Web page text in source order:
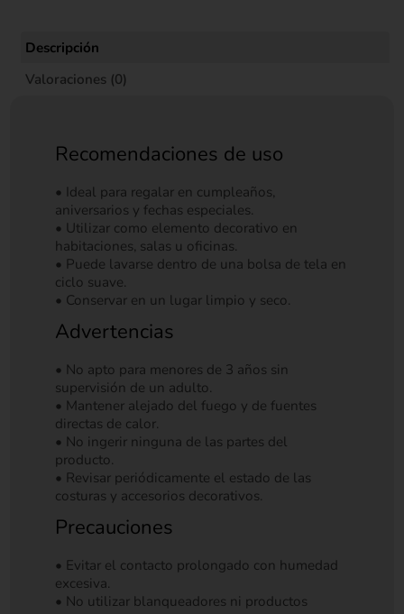
Descripción
Valoraciones (0)
Recomendaciones de uso
• Ideal para regalar en cumpleaños,
aniversarios y fechas especiales.
• Utilizar como elemento decorativo en
habitaciones, salas u oficinas.
• Puede lavarse dentro de una bolsa de tela en
ciclo suave.
• Conservar en un lugar limpio y seco.
Advertencias
• No apto para menores de 3 años sin
supervisión de un adulto.
• Mantener alejado del fuego y de fuentes
directas de calor.
• No ingerir ninguna de las partes del
producto.
• Revisar periódicamente el estado de las
costuras y accesorios decorativos.
Precauciones
• Evitar el contacto prolongado con humedad
excesiva.
• No utilizar blanqueadores ni productos